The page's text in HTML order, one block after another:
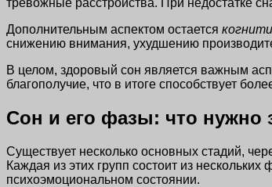
тревожные расстройства. При недостатке
Дополнительным аспектом остается
снижению внимания, ухудшению
В целом, здоровый сон является важным
благополучие, что в итоге способствует
Сон и его фазы: что нужно
Существует несколько основных стадий,
Каждая из этих групп состоит из
психоэмоциональном состоянии.